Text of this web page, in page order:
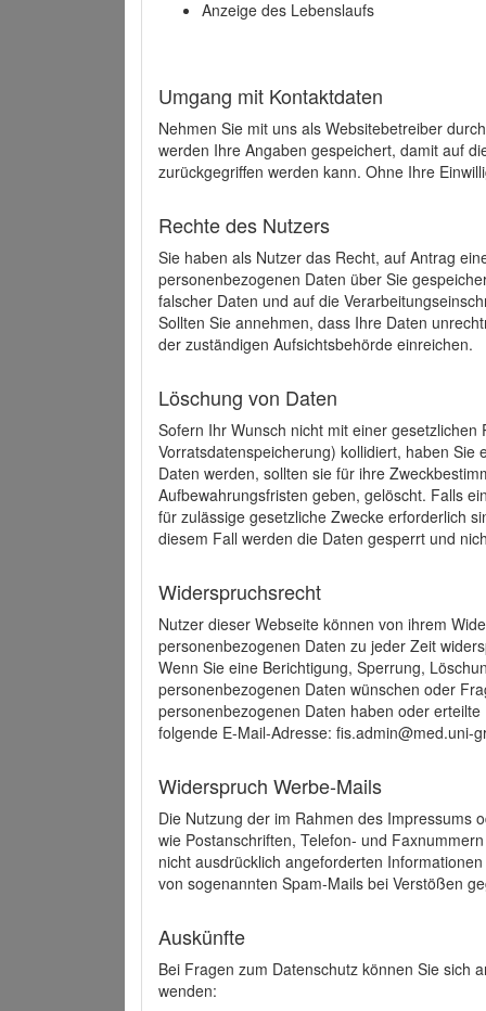
Anzeige des Lebenslaufs
Umgang mit Kontaktdaten
Nehmen Sie mit uns als Websitebetreiber
werden Ihre Angaben gespeichert, damit auf
zurückgegriffen werden kann. Ohne Ihre
Rechte des Nutzers
Sie haben als Nutzer das Recht, auf Antrag
personenbezogenen Daten über Sie
falscher Daten und auf die
Sollten Sie annehmen, dass Ihre Daten
der zuständigen Aufsichtsbehörde einreichen.
Löschung von Daten
Sofern Ihr Wunsch nicht mit einer
Vorratsdatenspeicherung) kollidiert, haben
Daten werden, sollten sie für ihre
Aufbewahrungsfristen geben, gelöscht. Falls
für zulässige gesetzliche Zwecke erforderlich
diesem Fall werden die Daten gesperrt und
Widerspruchsrecht
Nutzer dieser Webseite können von ihrem
personenbezogenen Daten zu jeder Zeit
Wenn Sie eine Berichtigung, Sperrung,
personenbezogenen Daten wünschen oder
personenbezogenen Daten haben oder
folgende E-Mail-Adresse: fis.admin@med.uni-
Widerspruch Werbe-Mails
Die Nutzung der im Rahmen des Impressums
wie Postanschriften, Telefon- und
nicht ausdrücklich angeforderten
von sogenannten Spam-Mails bei Verstößen
Auskünfte
Bei Fragen zum Datenschutz können Sie sich
wenden: